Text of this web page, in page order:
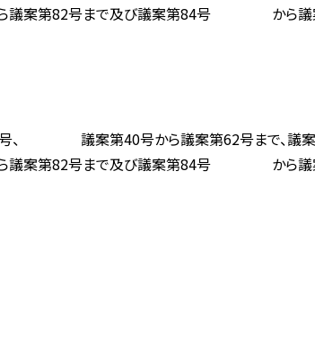
議案第82号まで及び議案第84号 から議
号、 議案第40号から議案第62号まで、議
議案第82号まで及び議案第84号 から議